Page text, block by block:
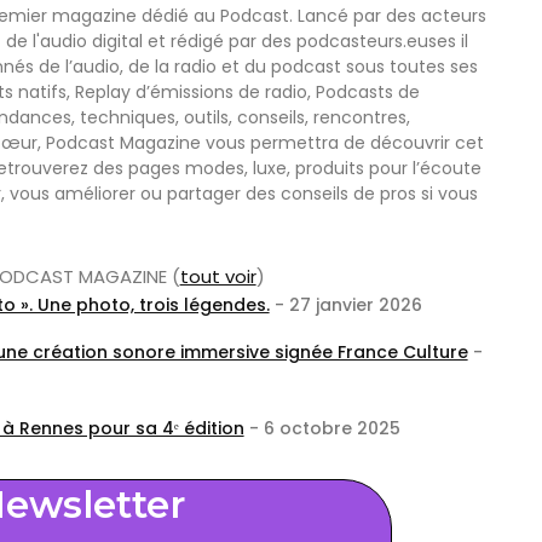
magazine dédié au Podcast. Lancé par des acteurs
l'audio digital et rédigé par des podcasteurs.euses il
de l’audio, de la radio et du podcast sous toutes ses
natifs, Replay d’émissions de radio, Podcasts de
techniques, outils, conseils, rencontres,
Podcast Magazine vous permettra de découvrir cet
des pages modes, luxe, produits pour l’écoute
améliorer ou partager des conseils de pros si vous
MAGAZINE (tout voir)
». Une photo, trois légendes.- 27 janvier 2026
création sonore immersive signée France Culture-
Rennes pour sa 4ᵉ édition - 6 octobre 2025